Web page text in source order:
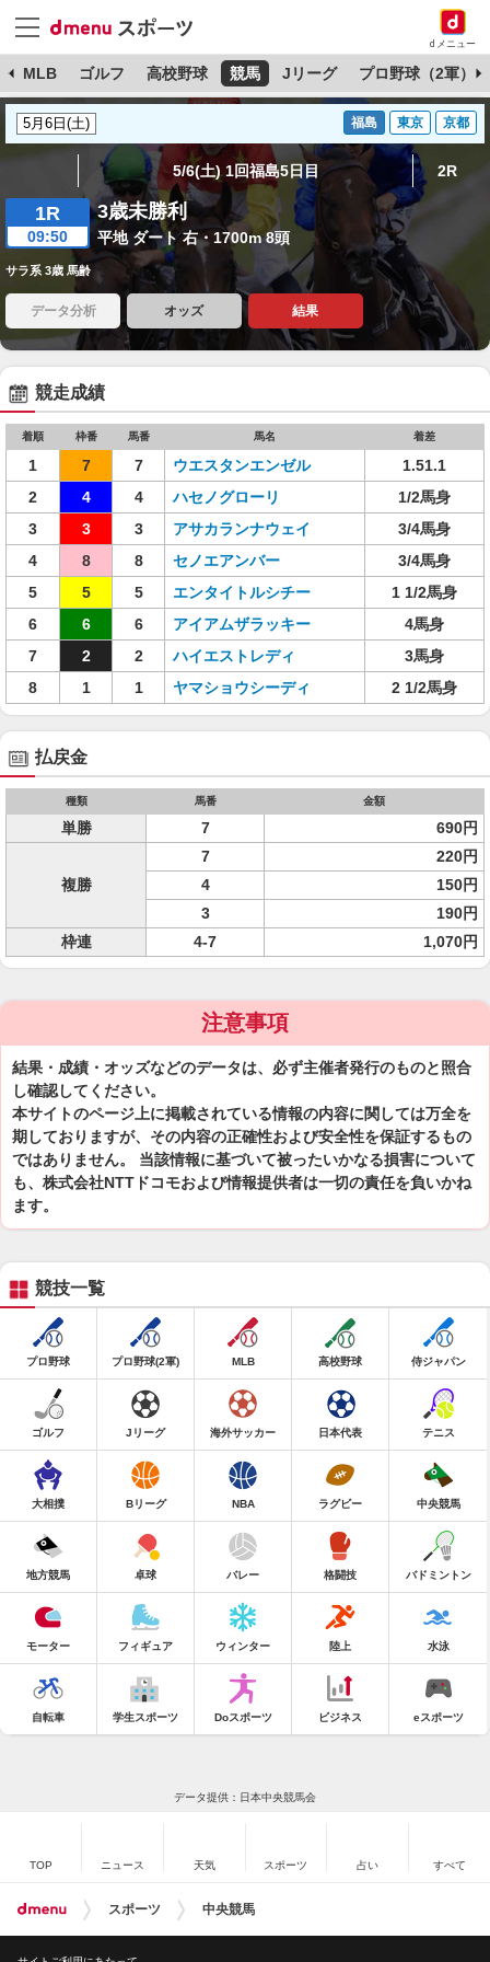
dメニュー
MLB ゴルフ 高校野球 競馬 Jリーグ プロ野球（2軍）
福島 東京 京都
5/6(土) 1回福島5日目 2R
1R
09:50
3歳未勝利
平地 ダート 右・1700m 8頭
サラ系 3歳 馬齢
データ分析 オッズ 結果
競走成績
着順 枠番 馬番 馬名 着差
1 7 7 ウエスタンエンゼル
1.51.1
2
4 4 ハセノグローリ
1/2馬身
3
3 3 アサカランナウェイ
3/4馬身
4
8 8 セノエアンバー
3/4馬身
5
5 5 エンタイトルシチー
1 1/2馬身
6
6 6 アイアムザラッキー
4馬身
7
2 2 ハイエストレディ
3馬身
8
1 1 ヤマショウシーディ 2 1/2馬身
払戻金
種類 馬番 金額
単勝 7 690円
複勝
7
220円
4
150円
3
190円
枠連
4-7 1,070円
注意事項
結果・成績・オッズなどのデータは、必ず主催者発行のものと照合
し確認してください。
本サイトのページ上に掲載されている情報の内容に関しては万全を
期しておりますが、その内容の正確性および安全性を保証するもの
ではありません。 当該情報に基づいて被ったいかなる損害について
も、株式会社NTTドコモおよび情報提供者は一切の責任を負いかね
ます。
競技一覧
プロ野球 プロ野球(2軍) MLB 高校野球 侍ジャパン
ゴルフ Jリーグ 海外サッカー 日本代表 テニス
大相撲 Bリーグ NBA ラグビー 中央競馬
地方競馬 卓球 バレー 格闘技 バドミントン
モーター フィギュア ウィンター 陸上 水泳
自転車 学生スポーツ Doスポーツ ビジネス eスポーツ
データ提供：日本中央競馬会
TOP ニュース 天気 スポーツ 占い すべて
スポーツ 中央競馬